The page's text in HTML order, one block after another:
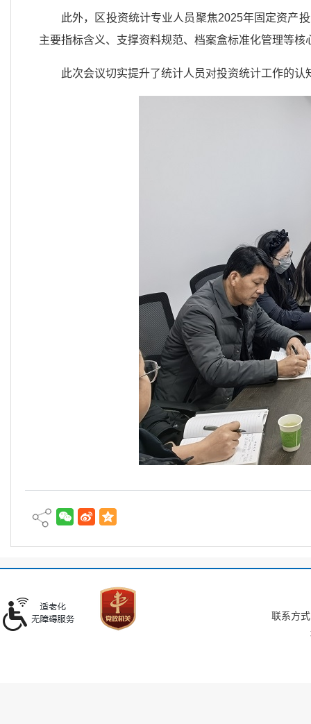
此外，区投资统计专业人员聚焦2025年固定资产
主要指标含义、支撑资料规范、档案盒标准化管理等核
此次会议切实提升了统计人员对投资统计工作的
联系方